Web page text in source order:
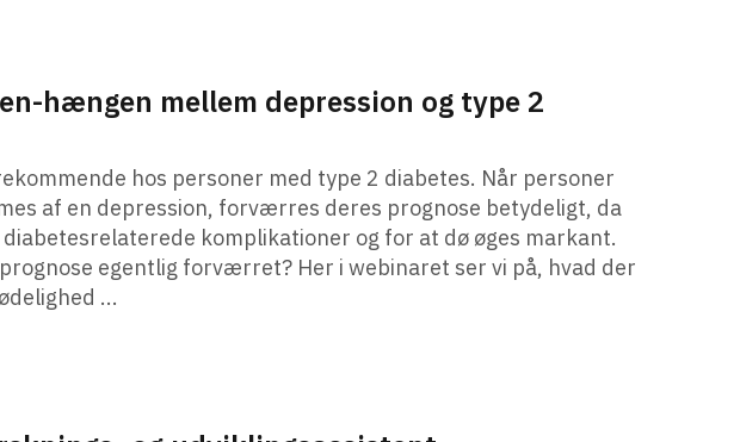
hængen mellem depression og type 2
hos personer med type 2 diabetes. Når personer
af en depression, forværres deres prognose betydeligt, da
komplikationer og for at dø øges markant.
egentlig forværret? Her i webinaret ser vi på, hvad der
...